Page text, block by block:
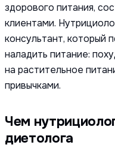
здорового питания,
клиентами.
консультант, который
наладить питание:
на растительное
привычками.
Чем нутрициолог отличается от
диетолога